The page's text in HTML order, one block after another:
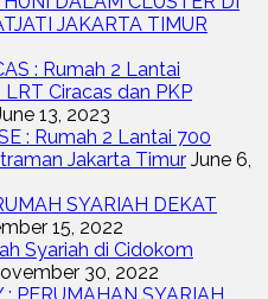
JAKARTA TIMUR
: Rumah 2 Lantai
Ciracas dan PKP
13, 2023
: Rumah 2 Lantai 700
Jakarta Timur June 6,
SYARIAH DEKAT
15, 2022
Syariah di Cidokom
30, 2022